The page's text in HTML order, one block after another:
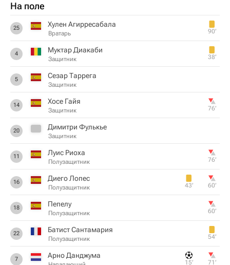
На поле
25 Хулен Агирресабала
Вратарь 90‎’‎
4 Муктар Диакаби
Защитник 38‎’‎
5 Сезар Таррега
Защитник
14 Хосе Гайя
Защитник 76‎’‎
20 Димитри Фулькье
Защитник
11 Луис Риоха
Полузащитник 76‎’‎
16 Диего Лопес
Полузащитник 43‎’‎ 60‎’‎
18 Пепелу
Полузащитник 60‎’‎
22 Батист Сантамария
Полузащитник 54‎’‎
7 Арно Данджума
15‎’‎ 71‎’‎